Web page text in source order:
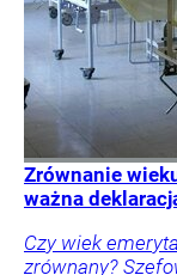
Zrównanie
ważna
Czy wiek
zrównany?